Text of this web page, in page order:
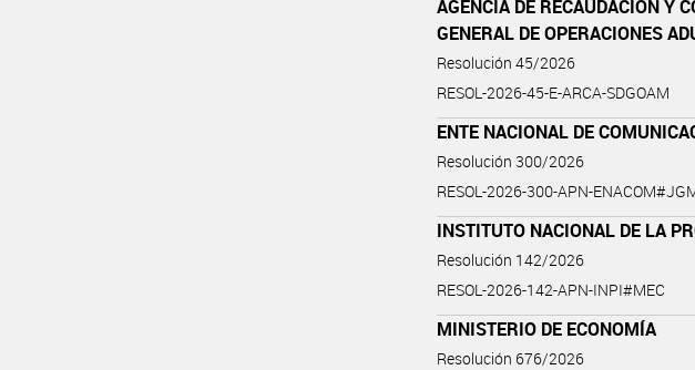
AGENCIA DE RECAUDACIÓN Y
GENERAL DE OPERACIONES
Resolución 45/2026
RESOL-2026-45-E-ARCA-SDGOAM
ENTE NACIONAL DE
Resolución 300/2026
RESOL-2026-300-APN-
INSTITUTO NACIONAL DE LA
Resolución 142/2026
RESOL-2026-142-APN-INPI#MEC
MINISTERIO DE ECONOMÍA
Resolución 676/2026